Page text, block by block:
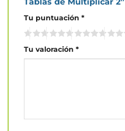
Tu puntuación *
Tu valoración *